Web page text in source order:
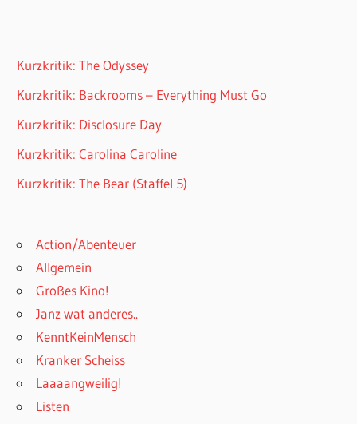
Kurzkritik: The Odyssey
Kurzkritik: Backrooms – Everything Must Go
Kurzkritik: Disclosure Day
Kurzkritik: Carolina Caroline
Kurzkritik: The Bear (Staffel 5)
Action/Abenteuer
Allgemein
Großes Kino!
Janz wat anderes..
KenntKeinMensch
Kranker Scheiss
Laaaangweilig!
Listen